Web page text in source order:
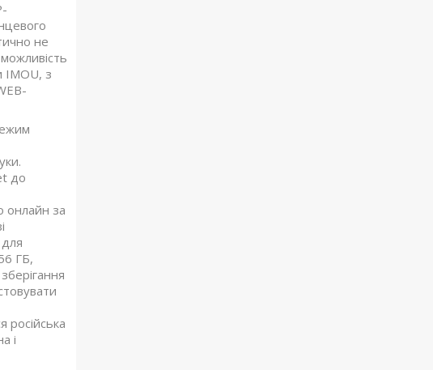
не
IMOU, з
до
онлайн за
ГБ,
російська
і